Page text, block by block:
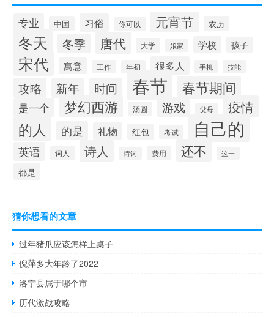
专业 中国 习俗 你可以 元宵节 农历
冬天 冬季 唐代 大学 娘家 学校 孩子
宋代 寓意 工作 年初 很多人 手机 技能
攻略 新年 时间 春节 春节期间
是一个 梦幻西游 汤圆 游戏 父母 疫情
的人 的是 礼物 红包 考试 自己的
英语 词人 诗人 诗词 费用 还不 这一
都是
猜你想看的文章
过年猪爪应该怎样上桌子
倪萍多大年龄了2022
洛宁县属于哪个市
历代激战攻略